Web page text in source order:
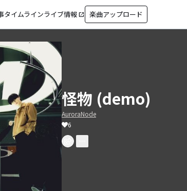
タイムラインライブ情報 open_in_new 楽曲アップロード
怪物 (demo)
AuroraNode
6